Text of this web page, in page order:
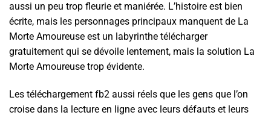
aussi un peu trop fleurie et maniérée. L’histoire est bien
écrite, mais les personnages principaux manquent de La
Morte Amoureuse est un labyrinthe télécharger
gratuitement qui se dévoile lentement, mais la solution La
Morte Amoureuse trop évidente.
Les téléchargement fb2 aussi réels que les gens que l’on
croise dans la lecture en ligne avec leurs défauts et leurs